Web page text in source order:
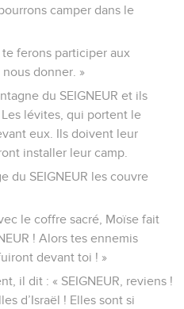
camper dans le
ferons participer aux
nous donner. »
du SEIGNEUR et ils
lévites, qui portent le
eux. Ils doivent leur
installer leur camp.
du SEIGNEUR les couvre
le coffre sacré, Moïse fait
! Alors tes ennemis
devant toi ! »
il dit : « SEIGNEUR, reviens !
d’Israël ! Elles sont si